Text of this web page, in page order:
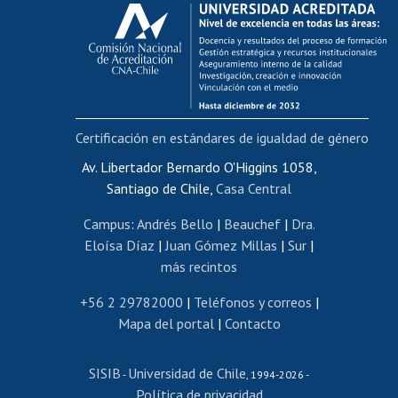
Postulación al AUCAI
Funcionarias/os
Cursos internos de capacitación
Bienestar del personal
Portal de movilidad interna
Certificado de renta
Certificado de renta honorarios
Editar páginas blancas
Extranjeras/os
Revalidación y reconocimiento de títulos
Postulación al Programa de Movilidad Estudiantil
Cursos de español
Av. Libertador Bernardo O'Higgins 1058,
Santiago de Chile, Casa Central
Campus: Andrés Bello | Beauchef| Dra.
Eloísa Díaz | Juan Gómez Millas | Sur |
más recintos
+56 2 29782000 | Teléfonos y correos |
Mapa del portal| Contacto
SISIB - Universidad de Chile , 1994-2026 -
Política de privacidad
Certificación en estándares de igualdad de género